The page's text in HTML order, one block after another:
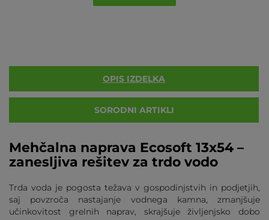
OPIS IZDELKA
SORODNI ARTIKLI
Mehčalna naprava Ecosoft 13x54 –
zanesljiva rešitev za trdo vodo
Trda voda je pogosta težava v gospodinjstvih in podjetjih,
saj povzroča nastajanje vodnega kamna, zmanjšuje
učinkovitost grelnih naprav, skrajšuje življenjsko dobo